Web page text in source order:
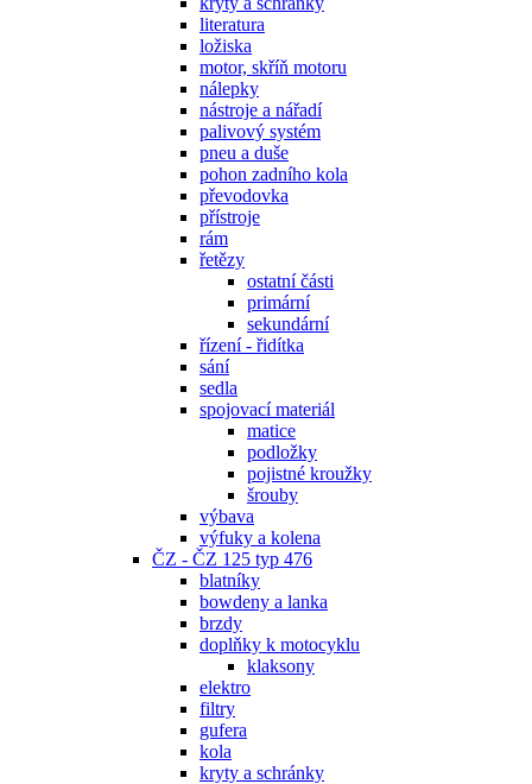
literatura
ložiska
motor, skříň motoru
nálepky
nástroje a nářadí
palivový systém
pneu a duše
pohon zadního kola
převodovka
přístroje
rám
řetězy
ostatní části
primární
sekundární
řízení - řidítka
sání
sedla
spojovací materiál
matice
podložky
pojistné kroužky
šrouby
výbava
výfuky a kolena
ČZ - ČZ 125 typ 476
blatníky
bowdeny a lanka
brzdy
doplňky k motocyklu
klaksony
elektro
filtry
gufera
kola
kryty a schránky